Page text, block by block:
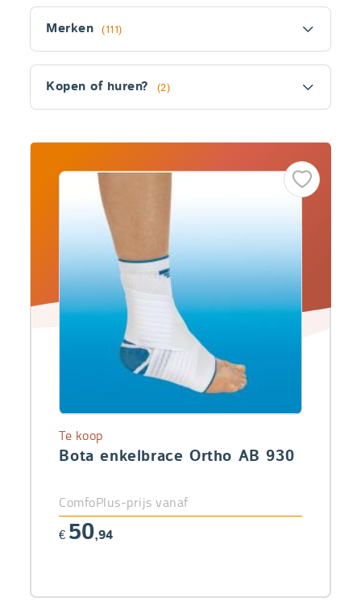
section
Filter
Merken (111)
Kopen of huren? (2)
Producten
Bota enkelbrace Ortho AB 930
Te koop
ComfoPlus-prijs vanaf
€ 50,94